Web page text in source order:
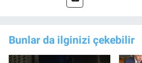
Bunlar da ilginizi çekebilir